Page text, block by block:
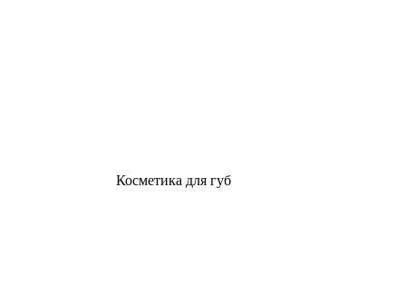
Косметика для губ